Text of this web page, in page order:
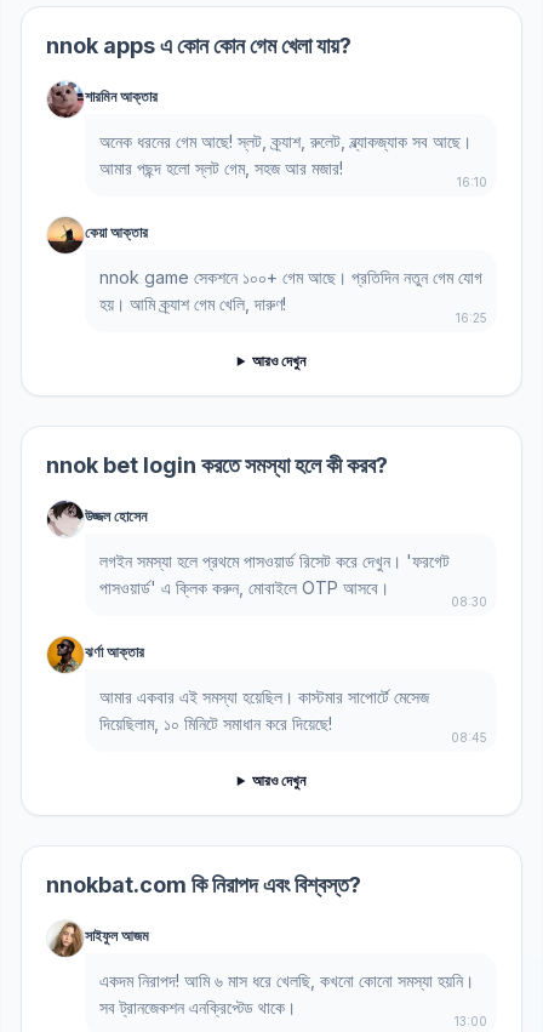
nnok apps এ কোন কোন গেম খেলা যায়?
শারমিন আক্তার
অনেক ধরনের গেম আছে! স্লট, ক্র্যাশ, রুলেট, ব্ল্যাকজ্যাক সব আছে।
আমার পছন্দ হলো স্লট গেম, সহজ আর মজার!
16:10
কেয়া আক্তার
nnok game সেকশনে ১০০+ গেম আছে। প্রতিদিন নতুন গেম যোগ
হয়। আমি ক্র্যাশ গেম খেলি, দারুণ!
16:25
আরও দেখুন
nnok bet login করতে সমস্যা হলে কী করব?
উজ্জল হোসেন
লগইন সমস্যা হলে প্রথমে পাসওয়ার্ড রিসেট করে দেখুন। 'ফরগেট
পাসওয়ার্ড' এ ক্লিক করুন, মোবাইলে OTP আসবে।
08:30
ঝর্ণা আক্তার
আমার একবার এই সমস্যা হয়েছিল। কাস্টমার সাপোর্টে মেসেজ
দিয়েছিলাম, ১০ মিনিটে সমাধান করে দিয়েছে!
08:45
আরও দেখুন
nnokbat.com কি নিরাপদ এবং বিশ্বস্ত?
সাইফুল আজম
একদম নিরাপদ! আমি ৬ মাস ধরে খেলছি, কখনো কোনো সমস্যা হয়নি।
সব ট্রানজেকশন এনক্রিপ্টেড থাকে।
13:00